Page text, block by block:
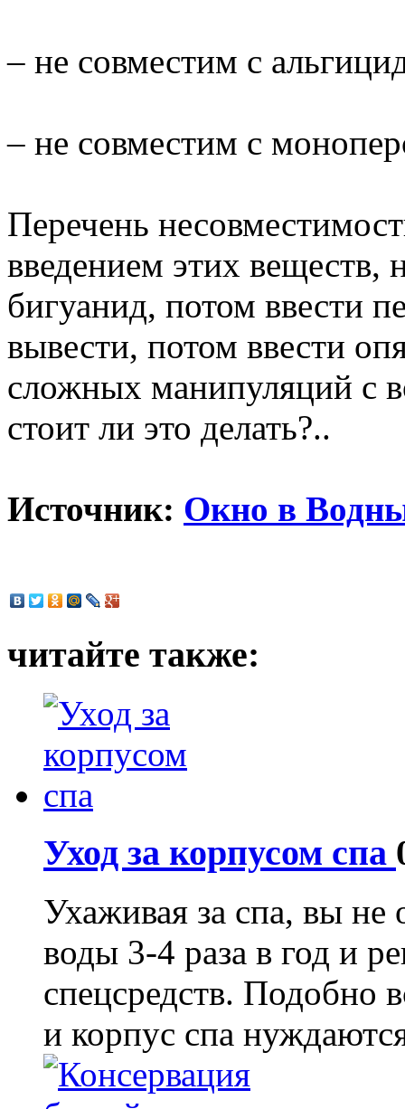
– не совместим с
– не совместим с
Перечень
введением этих веществ,
бигуанид, потом ввести
вывести, потом ввести
сложных манипуляций с
стоит ли это делать?..
Источник: Окно в
читайте также:
Уход за корпусом спа
Ухаживая за спа, вы не
воды 3-4 раза в год и
спецсредств. Подобно
и корпус спа